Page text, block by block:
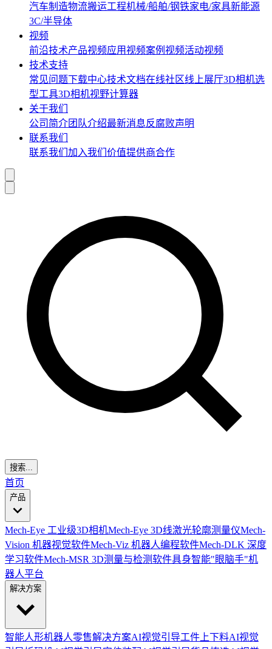
汽车制造物流搬运工程机械/船舶/钢铁家电/家具新能源
3C/半导体
视频
前沿技术产品视频应用视频案例视频活动视频
技术支持
常见问题下载中心技术文档在线社区线上展厅3D相机选
型工具3D相机视野计算器
关于我们
公司简介团队介绍最新消息反腐败声明
联系我们
联系我们 加入我们 价值提供商合作
搜索...
首页
产品
Mech-Eye 工业级3D相机Mech-Eye 3D线激光轮廓测量仪Mech-
Vision 机器视觉软件Mech-Viz 机器人编程软件Mech-DLK 深度
学习软件Mech-MSR 3D测量与检测软件具身智能"眼脑手"机
器人平台
解决方案
智能人形机器人零售解决方案AI视觉引导工件上下料AI视觉